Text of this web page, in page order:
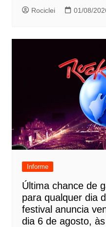
Rociclei 01/08/
Informe
Última chance de
para qualquer dia
festival anuncia
dia 6 de agosto,